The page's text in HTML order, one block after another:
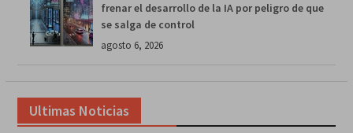
frenar el desarrollo de la IA por peligro de que
se salga de control
agosto 6, 2026
Ultimas Noticias